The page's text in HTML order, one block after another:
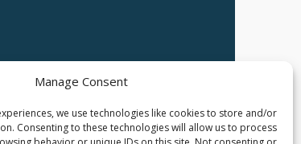
Manage Consent
we use technologies like cookies to store and/or
Consenting to these technologies will allow us to process